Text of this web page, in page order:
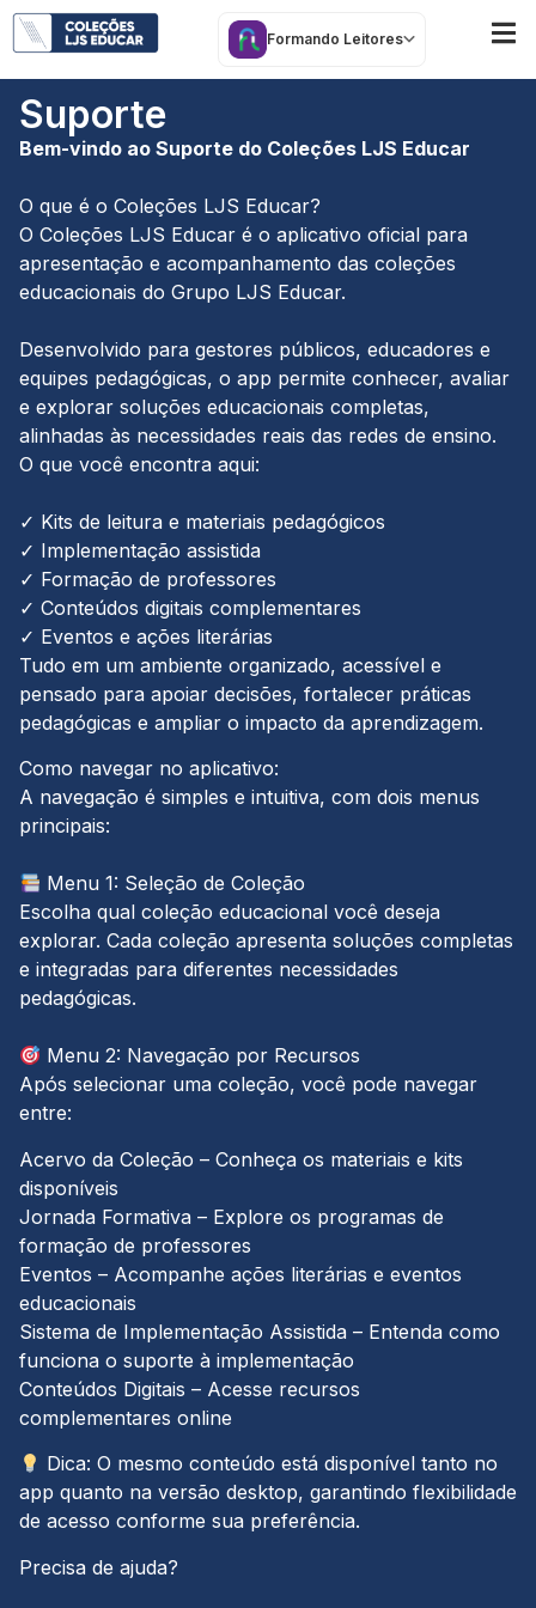
Formando Leitores
Suporte
Bem-vindo ao Suporte do Coleções LJS Educar
O que é o Coleções LJS Educar?
O Coleções LJS Educar é o aplicativo oficial para
apresentação e acompanhamento das coleções
educacionais do Grupo LJS Educar.
Desenvolvido para gestores públicos, educadores e
equipes pedagógicas, o app permite conhecer, avaliar
e explorar soluções educacionais completas,
alinhadas às necessidades reais das redes de ensino.
O que você encontra aqui:
✓ Kits de leitura e materiais pedagógicos
✓ Implementação assistida
✓ Formação de professores
✓ Conteúdos digitais complementares
✓ Eventos e ações literárias
Tudo em um ambiente organizado, acessível e
pensado para apoiar decisões, fortalecer práticas
pedagógicas e ampliar o impacto da aprendizagem.
Como navegar no aplicativo:
A navegação é simples e intuitiva, com dois menus
principais:
Menu 1: Seleção de Coleção
Escolha qual coleção educacional você deseja
explorar. Cada coleção apresenta soluções completas
e integradas para diferentes necessidades
pedagógicas.
Menu 2: Navegação por Recursos
Após selecionar uma coleção, você pode navegar
entre:
Acervo da Coleção – Conheça os materiais e kits
disponíveis
Jornada Formativa – Explore os programas de
formação de professores
Eventos – Acompanhe ações literárias e eventos
educacionais
Sistema de Implementação Assistida – Entenda como
funciona o suporte à implementação
Conteúdos Digitais – Acesse recursos
complementares online
Dica: O mesmo conteúdo está disponível tanto no
app quanto na versão desktop, garantindo flexibilidade
de acesso conforme sua preferência.
Precisa de ajuda?